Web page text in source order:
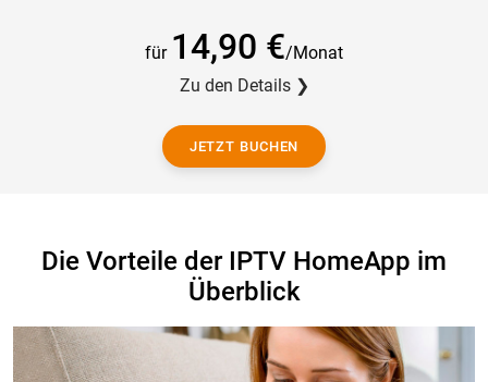
für 14,90 €/Monat
Zu den Details ❯
JETZT BUCHEN
Die Vorteile der IPTV HomeApp im
Überblick